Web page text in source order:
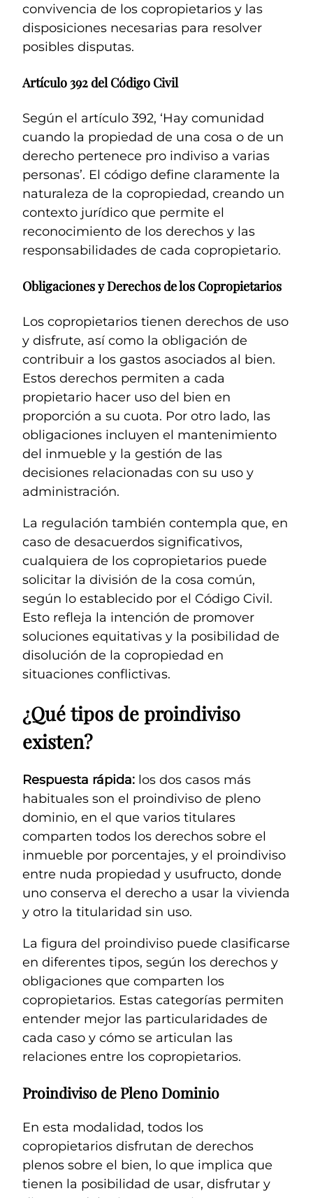
convivencia de los copropietarios y las
disposiciones necesarias para resolver
posibles disputas.
Artículo 392 del Código Civil
Según el artículo 392, ‘Hay comunidad
cuando la propiedad de una cosa o de un
derecho pertenece pro indiviso a varias
personas’. El código define claramente la
naturaleza de la copropiedad, creando un
contexto jurídico que permite el
reconocimiento de los derechos y las
responsabilidades de cada copropietario.
Obligaciones y Derechos de los Copropietarios
Los copropietarios tienen derechos de uso
y disfrute, así como la obligación de
contribuir a los gastos asociados al bien.
Estos derechos permiten a cada
propietario hacer uso del bien en
proporción a su cuota. Por otro lado, las
obligaciones incluyen el mantenimiento
del inmueble y la gestión de las
decisiones relacionadas con su uso y
administración.
La regulación también contempla que, en
caso de desacuerdos significativos,
cualquiera de los copropietarios puede
solicitar la división de la cosa común,
según lo establecido por el Código Civil.
Esto refleja la intención de promover
soluciones equitativas y la posibilidad de
disolución de la copropiedad en
situaciones conflictivas.
¿Qué tipos de proindiviso
existen?
Respuesta rápida: los dos casos más
habituales son el proindiviso de pleno
dominio, en el que varios titulares
comparten todos los derechos sobre el
inmueble por porcentajes, y el proindiviso
entre nuda propiedad y usufructo, donde
uno conserva el derecho a usar la vivienda
y otro la titularidad sin uso.
La figura del proindiviso puede clasificarse
en diferentes tipos, según los derechos y
obligaciones que comparten los
copropietarios. Estas categorías permiten
entender mejor las particularidades de
cada caso y cómo se articulan las
relaciones entre los copropietarios.
Proindiviso de Pleno Dominio
En esta modalidad, todos los
copropietarios disfrutan de derechos
plenos sobre el bien, lo que implica que
tienen la posibilidad de usar, disfrutar y